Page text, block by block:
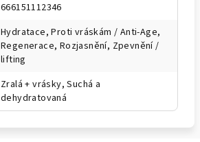
666151112346
Hydratace, Proti vráskám / Anti-Age,
Regenerace, Rozjasnění, Zpevnění /
lifting
Zralá + vrásky, Suchá a
dehydratovaná